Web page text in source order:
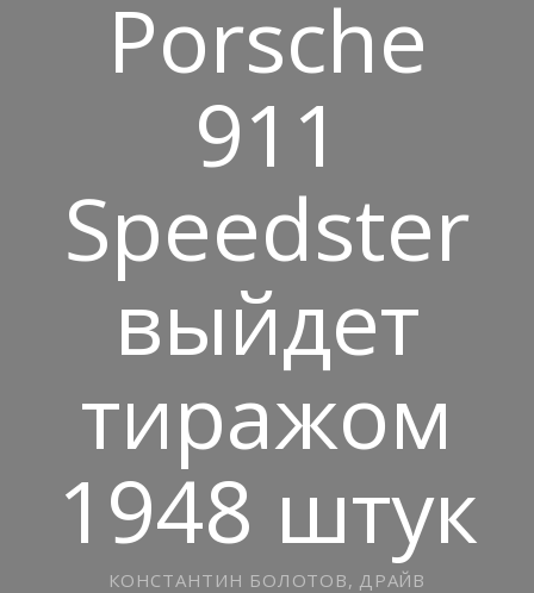
Porsche
911
Speedster
выйдет
тиражом
1948 штук
КОНСТАНТИН БОЛОТОВ, ДРАЙВ